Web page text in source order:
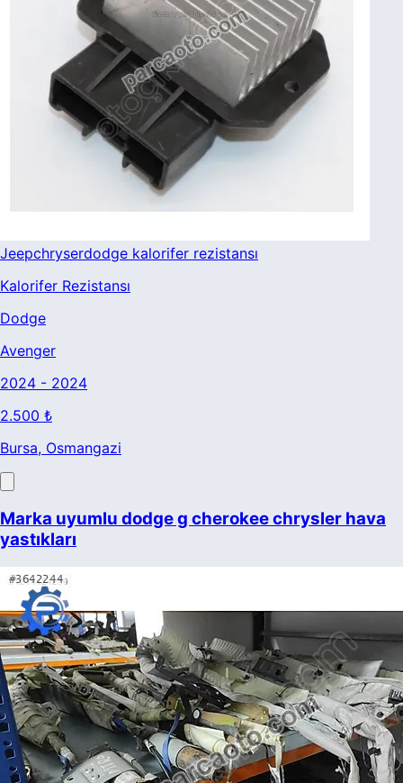
Jeepchryserdodge kalorifer rezistansı
Kalorifer Rezistansı
Dodge
Avenger
2024 - 2024
2.500 ₺
Bursa, Osmangazi
Marka uyumlu dodge g cherokee chrysler hava
yastıkları